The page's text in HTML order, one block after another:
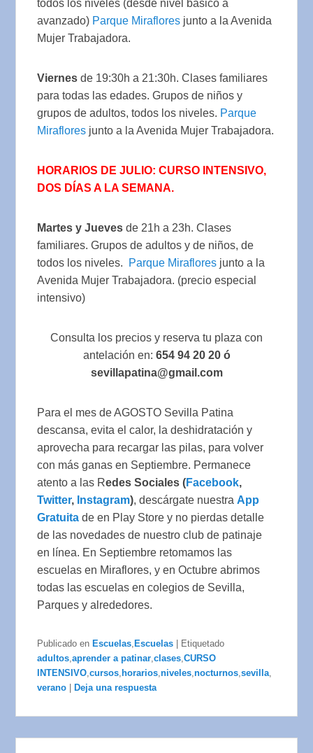
todos los niveles (desde nivel básico a
avanzado) Parque Miraflores junto a la Avenida
Mujer Trabajadora.
Viernes de 19:30h a 21:30h. Clases familiares
para todas las edades. Grupos de niños y
grupos de adultos, todos los niveles. Parque
Miraflores junto a la Avenida Mujer Trabajadora.
HORARIOS DE JULIO: CURSO INTENSIVO,
DOS DÍAS A LA SEMANA.
Martes y Jueves de 21h a 23h. Clases
familiares. Grupos de adultos y de niños, de
todos los niveles. Parque Miraflores junto a la
Avenida Mujer Trabajadora. (precio especial
intensivo)
Consulta los precios y reserva tu plaza con
antelación en: 654 94 20 20 ó
sevillapatina@gmail.com
Para el mes de AGOSTO Sevilla Patina
descansa, evita el calor, la deshidratación y
aprovecha para recargar las pilas, para volver
con más ganas en Septiembre. Permanece
atento a las Redes Sociales (Facebook,
Twitter, Instagram), descárgate nuestra App
Gratuita de en Play Store y no pierdas detalle
de las novedades de nuestro club de patinaje
en línea. En Septiembre retomamos las
escuelas en Miraflores, y en Octubre abrimos
todas las escuelas en colegios de Sevilla,
Parques y alrededores.
Publicado en Escuelas Escuelas
Etiquetado
adultos ,aprender a patinar ,clases ,CURSO
INTENSIVO ,cursos horarios ,niveles ,nocturnos ,sevilla
verano
Deja una respuesta